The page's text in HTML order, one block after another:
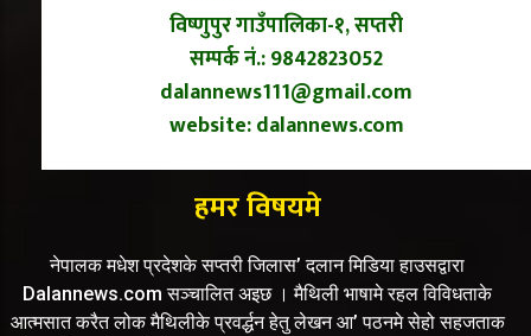
विष्णुपुर गाउँपालिका-१, सप्तरी
सम्पर्क नं.: 9842823052
dalannews111@gmail.com
website: dalannews.com
हमर विषयमे
नेपालक मधेश प्रदेशके सप्तरी जिलास’ दलान मिडिया हाउसद्वारा
Dalannews.com सञ्चालित अइछ । मैथिली भाषामे रहल विविधताके
आत्मसात करैत लोक मैथिलीके प्रवर्द्धन हेतु लेखन आ’ पठनमे सेहो सहजताक